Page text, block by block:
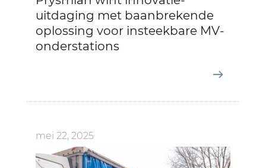
uitdaging met baanbrekende
oplossing voor insteekbare MV-
onderstations
mei 22, 2025